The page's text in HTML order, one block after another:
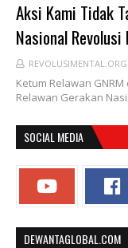
Aksi Kami Tidak
Nasional
REVOLUSIMENTAL.ORG
Ketum Relawan
Relawan Gerakan
SOCIAL MEDIA
DEWANTAGLOBAL.COM